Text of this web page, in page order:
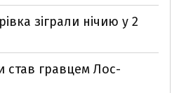
зіграли нічию у 2
став гравцем Лос-